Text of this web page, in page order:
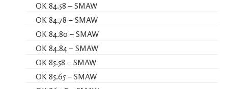
OK 84.58 – SMAW
OK 84.78 – SMAW
OK 84.80 – SMAW
OK 84.84 – SMAW
OK 85.58 – SMAW
OK 85.65 – SMAW